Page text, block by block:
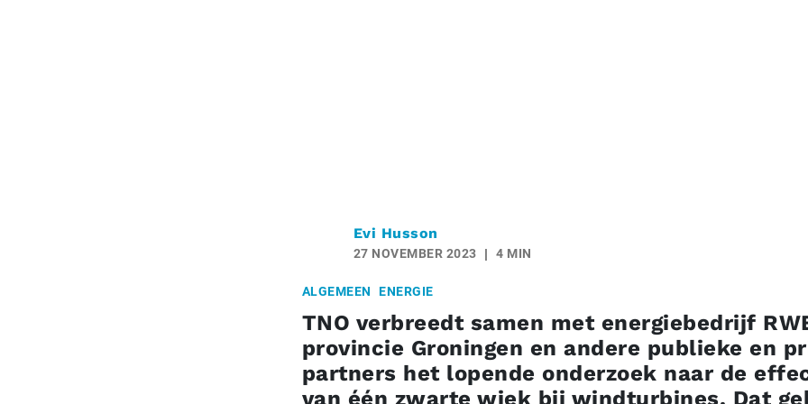
Evi Husson
27 NOVEMBER 2023 4 MIN
ALGEMEEN ENERGIE
TNO verbreedt samen met energiebedrijf
provincie Groningen en andere publieke en
partners het lopende onderzoek naar de
van één zwarte wiek bij windturbines. Dat